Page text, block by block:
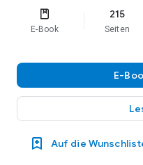
E-Book
215
Seiten
E-
Auf die